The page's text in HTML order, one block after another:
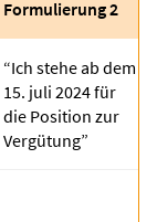
Formulierung 2
“Ich stehe ab dem
15. juli 2024 für
die Position zur
Vergütung”